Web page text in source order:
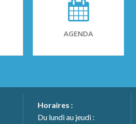
AGENDA
Horaires :
Du lundi au jeudi :